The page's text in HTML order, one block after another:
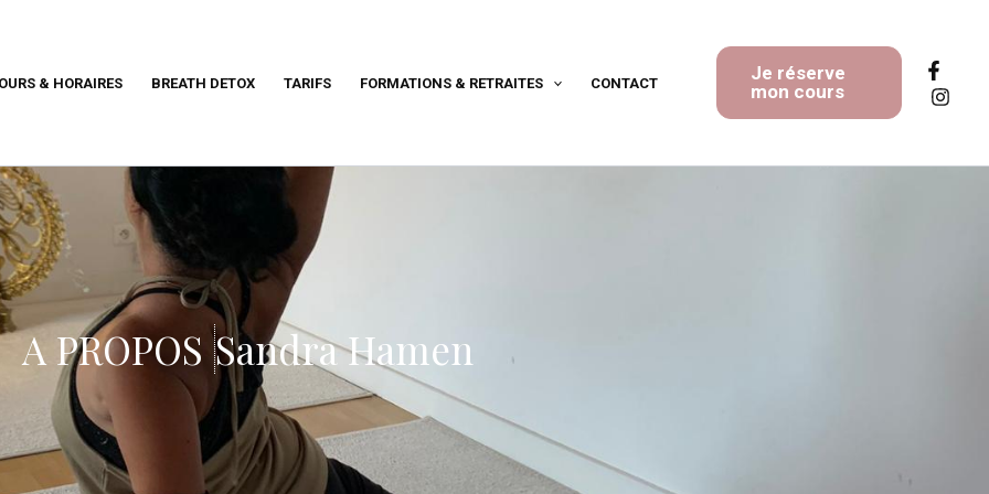
& HORAIRES BREATH DETOX TARIFS FORMATIONS & RETRAITES CONTACT
Je réserve
mon cours
A PROPOS Sandra Hamen